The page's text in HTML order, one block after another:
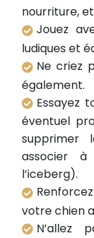
nourriture,
Jouez
ludiques et
Ne criez
également.
Essayez
éventuel
supprimer
associer
l’iceberg).
votre chien
N’allez